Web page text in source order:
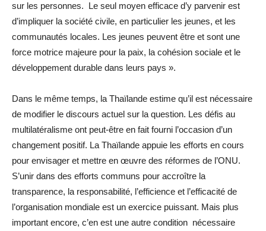
sur les personnes. Le seul moyen efficace d’y parvenir est
d’impliquer la société civile, en particulier les jeunes, et les
communautés locales. Les jeunes peuvent être et sont une
force motrice majeure pour la paix, la cohésion sociale et le
développement durable dans leurs pays ».
Dans le même temps, la Thaïlande estime qu’il est nécessaire
de modifier le discours actuel sur la question. Les défis au
multilatéralisme ont peut-être en fait fourni l’occasion d’un
changement positif. La Thaïlande appuie les efforts en cours
pour envisager et mettre en œuvre des réformes de l’ONU.
S’unir dans des efforts communs pour accroître la
transparence, la responsabilité, l’efficience et l’efficacité de
l’organisation mondiale est un exercice puissant. Mais plus
important encore, c’en est une autre condition nécessaire